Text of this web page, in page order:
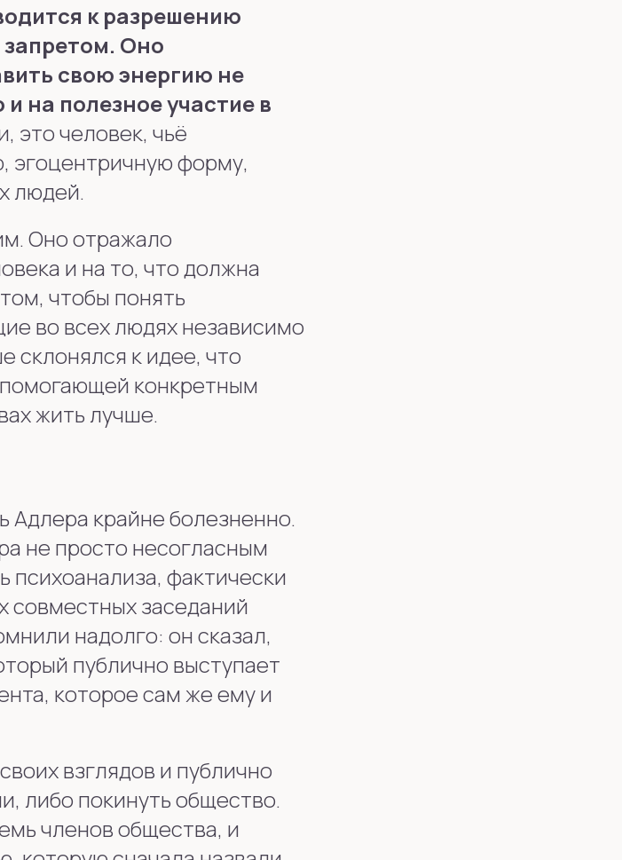
к разрешению
Оно
свою энергию не
на полезное участие в
это человек, чьё
эгоцентричную форму,
людей.
Оно отражало
и на то, что должна
чтобы понять
во всех людях независимо
склонялся к идее, что
помогающей конкретным
жить лучше.
крайне болезненно.
не просто несогласным
фактически
заседаний
надолго: он сказал,
публично выступает
которое сам же ему и
взглядов и публично
либо покинуть общество.
членов общества, и